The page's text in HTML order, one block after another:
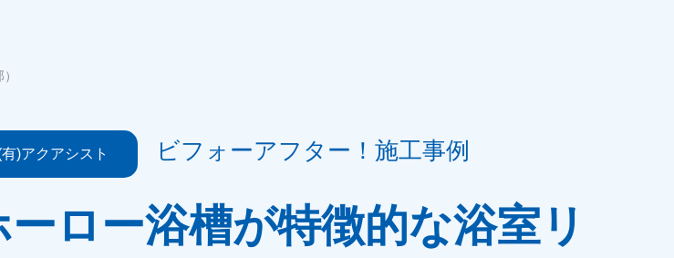
有)アクアシスト ビフォーアフター！施工事例
ーロー浴槽が特徴的な浴室リ